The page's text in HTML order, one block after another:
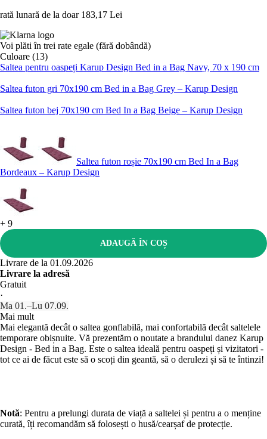
rată lunară de la doar 183,17 Lei
Voi plăti în trei rate egale (fără dobândă)
Culoare (13)
Saltea pentru oaspeți Karup Design Bed in a Bag Navy, 70 x 190 cm
Saltea futon gri 70x190 cm Bed in a Bag Grey – Karup Design
Saltea futon bej 70x190 cm Bed In a Bag Beige – Karup Design
Saltea futon roșie 70x190 cm Bed In a Bag
Bordeaux – Karup Design
+ 9
ADAUGĂ ÎN COȘ
Livrare de la 01.09.2026
Livrare la adresă
Gratuit
·
Ma 01.–Lu 07.09.
Mai mult
Mai elegantă decât o saltea gonflabilă, mai confortabilă decât saltelele
temporare obișnuite. Vă prezentăm o noutate a brandului danez Karup
Design - Bed in a Bag. Este o saltea ideală pentru oaspeți și vizitatori -
tot ce ai de făcut este să o scoți din geantă, să o derulezi și să te întinzi!
Notă: Pentru a prelungi durata de viață a saltelei și pentru a o menține
curată, îți recomandăm să folosești o husă/cearșaf de protecție.